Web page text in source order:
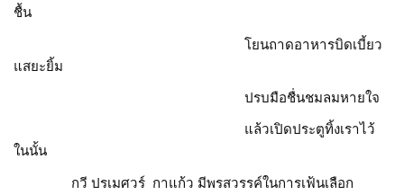
ชื้น
โยนถาดอาหารบิดเบี้ยว
แสยะยิ้ม
ปรบมือชื่นชมลมหายใจ
แล้วเปิดประตูทิ้งเราไว้
ในนั้น
กวี ปรเมศวร์ กาแก้ว มีพรสวรรค์ในการเฟ้นเลือก